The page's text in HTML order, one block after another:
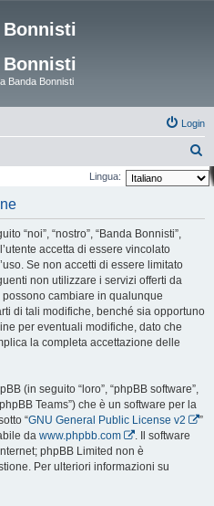
Bonnisti
Bonnisti
Banda Bonnisti
Login
e
Lingua:
“noi”, “nostro”, “Banda Bonnisti”,
accetta di essere vincolato
Se non accetti di essere limitato
non utilizzare i servizi offerti da
possono cambiare in qualunque
di tali modifiche, benché sia opportuno
per eventuali modifiche, dato che
la completa accettazione delle
(in seguito “loro”, “phpBB software”,
Teams”) che è un software per la
“GNU General Public License v2
”
da www.phpbb.com
. Il software
phpBB Limited non è
Per ulteriori informazioni su